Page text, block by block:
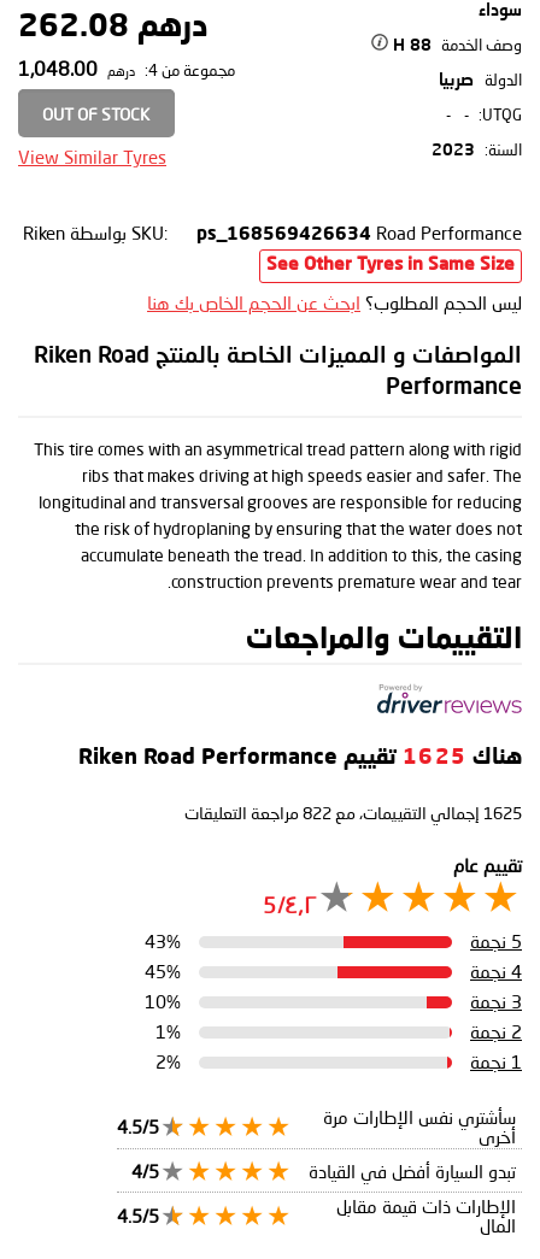
سوداء
وصف الخدمة 88 H
الدولة صربيا
UTQG:
-
-
السنة:
2023
درهم 262.08
مجموعة من 4: درهم
OUT OF STOCK
View Similar Tyres
SKU: ps_168569426634 Road Performance بواسطة Riken
See Other Tyres in Same Size
ليس الحجم المطلوب؟ ابحث عن الحجم الخاص بك هنا
المواصفات و المميزات الخاصة بالمنتج Riken Road
Performance
This tire comes with an asymmetrical tread pattern along with rigid
ribs that makes driving at high speeds easier and safer. The
longitudinal and transversal grooves are responsible for reducing
the risk of hydroplaning by ensuring that the water does not
accumulate beneath the tread. In addition to this, the casing
construction prevents premature wear and tear.
التقييمات والمراجعات
هناك 1625 تقييم Riken Road Performance
1625 إجمالي التقييمات، مع 822 مراجعة التعليقات
تقييم عام
٤٫٢/5
5 نجمة
43%
4 نجمة
45%
3 نجمة
10%
2 نجمة
1%
1 نجمة
2%
سأشتري نفس الإطارات مرة
أخرى
4.5/5
تبدو السيارة أفضل في القيادة
4/5
الإطارات ذات قيمة مقابل
المال
4.5/5